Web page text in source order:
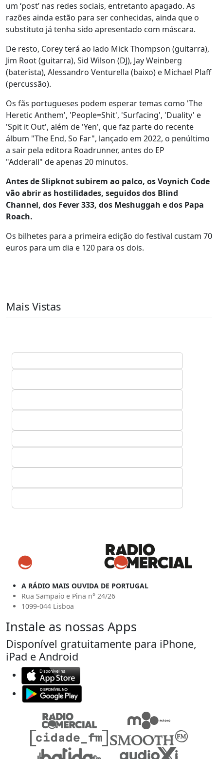
um ‘post’ nas redes sociais, entretanto apagado. As
razões ainda estão para ser conhecidas, ainda que o
substituto já tenha sido apresentado com máscara.
De resto, Corey terá ao lado Mick Thompson (guitarra),
Jim Root (guitarra), Sid Wilson (DJ), Jay Weinberg
(baterista), Alessandro Venturella (baixo) e Michael Plaff
(percussão).
Os fãs portugueses podem esperar temas como 'The
Heretic Anthem', 'People=Shit', 'Surfacing', 'Duality' e
'Spit it Out', além de 'Yen', que faz parte do recente
álbum "The End, So Far", lançado em 2022, o penúltimo
a sair pela editora Roadrunner, antes do EP
"Adderall" de apenas 20 minutos.
Antes de Slipknot subirem ao palco, os Voynich Code
vão abrir as hostilidades, seguidos dos Blind
Channel, dos Fever 333, dos Meshuggah e dos Papa
Roach.
Os bilhetes para a primeira edição do festival custam 70
euros para um dia e 120 para os dois.
Mais Vistas
A RÁDIO MAIS OUVIDA DE PORTUGAL
Rua Sampaio e Pina n° 24/26
1099-044 Lisboa
Instale as nossas Apps
Disponível gratuitamente para iPhone,
iPad e Android